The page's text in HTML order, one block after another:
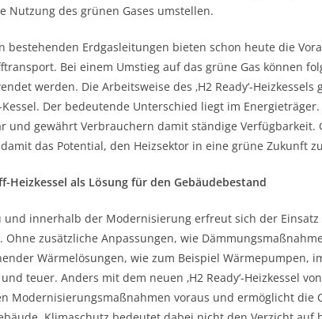
Nutzung des grünen Gases umstellen.
bestehenden Erdgasleitungen bieten schon heute die
Bei einem Umstieg auf das grüne Gas können
werden. Die Arbeitsweise des ‚H2 Ready‘-
Der bedeutende Unterschied liegt im
und gewährt Verbrauchern damit ständige Verfügbarkeit.
das Potential, den Heizsektor in eine grüne Zukunft
Heizkessel als Lösung für den Gebäudebestand
und innerhalb der Modernisierung erfreut sich der
Ohne zusätzliche Anpassungen, wie
Wärmelösungen, wie zum Beispiel Wärmepumpen,
teuer. Anders mit dem neuen ‚H2 Ready‘-Heizkessel
Modernisierungsmaßnahmen voraus und ermöglicht die